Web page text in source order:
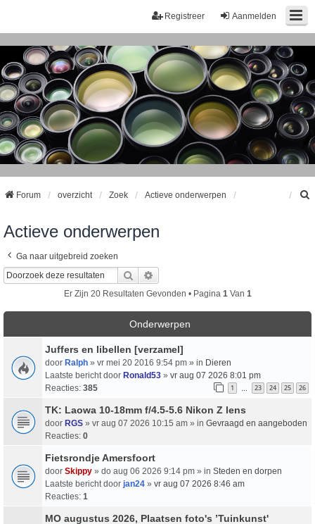
Aanmelden
Registreer
Forum overzicht Zoek Actieve onderwerpen
Actieve onderwerpen
Ga naar uitgebreid zoeken
Zoek
Er Zijn 20 Resultaten Gevonden • Pagina 1 Van 1
Onderwerpen
Juffers en libellen [verzamel]
door Ralph » vr mei 20 2016 9:54 pm » in Dieren
Laatste bericht door Ronald53 » vr aug 07 2026 8:01 pm
Reacties: 385 1 … 23 24 25 26
TK: Laowa 10-18mm f/4.5-5.6 Nikon Z lens
door RGS » vr aug 07 2026 10:15 am » in Gevraagd en aangeboden
Reacties: 0
Fietsrondje Amersfoort
door Skippy » do aug 06 2026 9:14 pm » in Steden en dorpen
Laatste bericht door jan24 » vr aug 07 2026 8:46 am
Reacties: 1
MO augustus 2026, Plaatsen foto's ’Tuinkunst'